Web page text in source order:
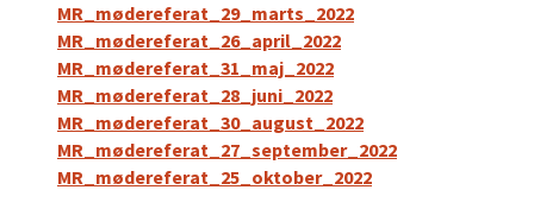
MR_mødereferat_29_marts_2022
MR_mødereferat_26_april_2022
MR_mødereferat_31_maj_2022
MR_mødereferat_28_juni_2022
MR_mødereferat_30_august_2022
MR_mødereferat_27_september_2022
MR_mødereferat_25_oktober_2022